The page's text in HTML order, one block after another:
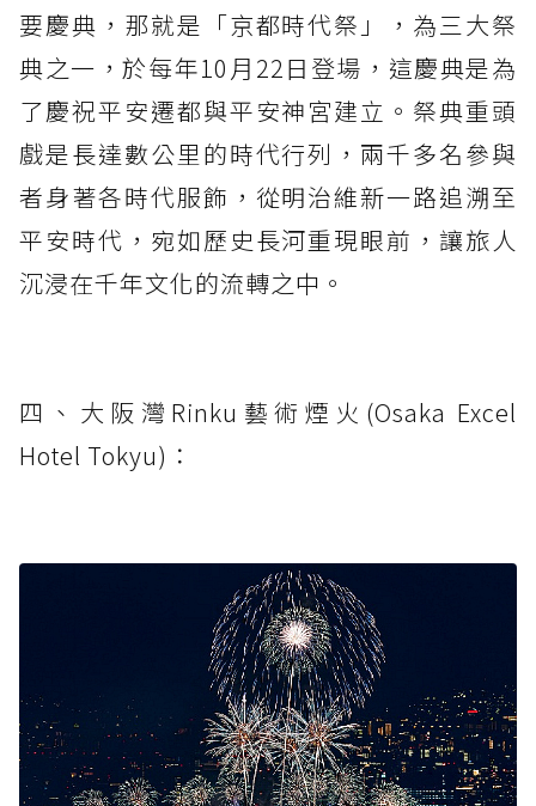
要慶典，那就是「京都時代祭」，為三大祭
典之一，於每年10月22日登場，這慶典是為
了慶祝平安遷都與平安神宮建立。祭典重頭
戲是長達數公里的時代行列，兩千多名參與
者身著各時代服飾，從明治維新一路追溯至
平安時代，宛如歷史長河重現眼前，讓旅人
沉浸在千年文化的流轉之中。
四、大阪灣Rinku藝術煙火(Osaka Excel
Hotel Tokyu)：